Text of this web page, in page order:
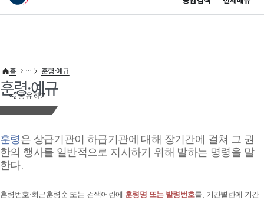
이 누리집은 대한민국 공식 전자정부 누리집입니다.
공유하기
홈 훈령·예규
훈령·예규
훈령은 상급기관이 하급기관에 대해 장기간에 걸쳐 그 권
한의 행사를 일반적으로 지시하기 위해 발하는 명령을 말
한다.
훈령번호·최근훈령순 또는 검색어란에 훈령명 또는 발령번호를, 기간별란에 기간